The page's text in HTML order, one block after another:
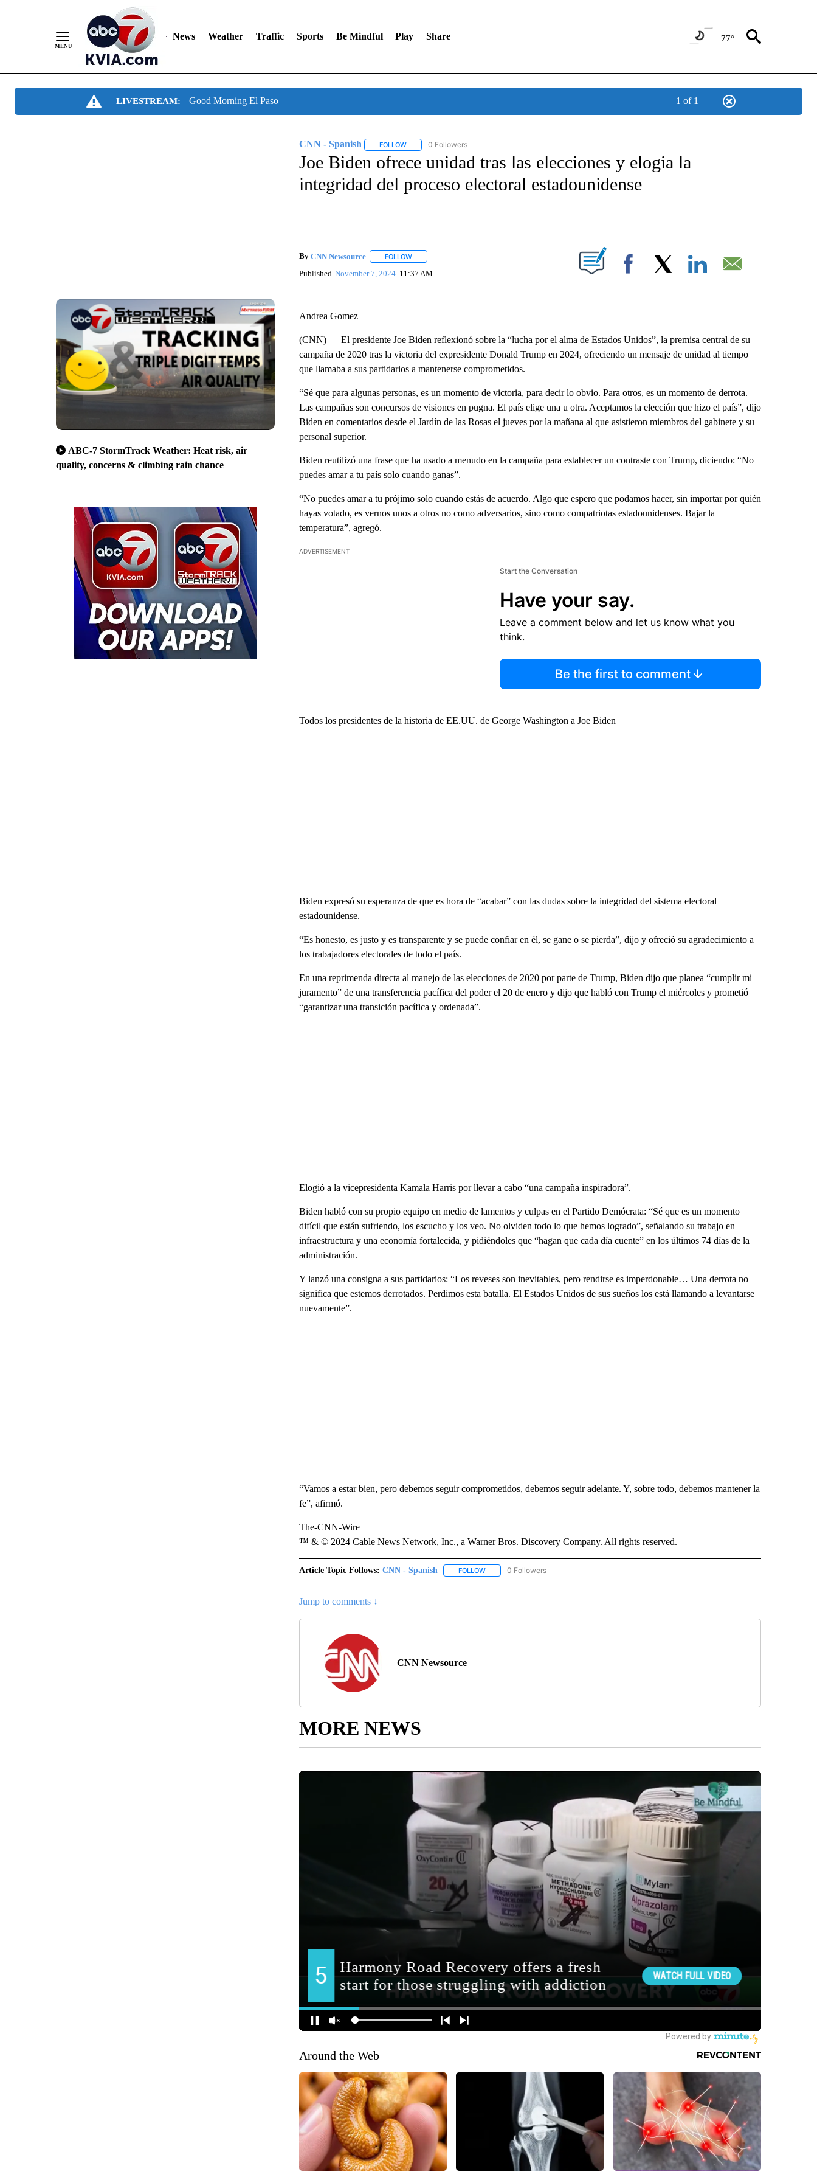
News Weather Traffic Sports Be Mindful Play Share 77°
LIVESTREAM: Good Morning El Paso 1 of 1
ABC-7 StormTrack Weather: Heat risk, air
quality, concerns & climbing rain chance
CNN - Spanish FOLLOWFOLLOW "CNN - SPANISH" TO RECEIVE NOTIFICATIONS ABOUT NEW PAGES ON "CNN - SPANISH".
0 Followers
Joe Biden ofrece unidad tras las elecciones y elogia la
integridad del proceso electoral estadounidense
By CNN Newsource FOLLOWFOLLOW "" TO RECEIVE NOTIFICATIONS ABOUT NEW PAGES ON "".
Published November 7, 2024 11:37 AM Facebook
Andrea Gomez
(CNN) — El presidente Joe Biden reflexionó sobre la “lucha por el alma de Estados Unidos”, la premisa central de su
campaña de 2020 tras la victoria del expresidente Donald Trump en 2024, ofreciendo un mensaje de unidad al tiempo
que llamaba a sus partidarios a mantenerse comprometidos.
“Sé que para algunas personas, es un momento de victoria, para decir lo obvio. Para otros, es un momento de derrota.
Las campañas son concursos de visiones en pugna. El país elige una u otra. Aceptamos la elección que hizo el país”, dijo
Biden en comentarios desde el Jardín de las Rosas el jueves por la mañana al que asistieron miembros del gabinete y su
personal superior.
Biden reutilizó una frase que ha usado a menudo en la campaña para establecer un contraste con Trump, diciendo: “No
puedes amar a tu país solo cuando ganas”.
“No puedes amar a tu prójimo solo cuando estás de acuerdo. Algo que espero que podamos hacer, sin importar por quién
hayas votado, es vernos unos a otros no como adversarios, sino como compatriotas estadounidenses. Bajar la
temperatura”, agregó.
ADVERTISEMENT
Start the Conversation
Have your say.
Leave a comment below and let us know what you
think.
Be the first to comment
Todos los presidentes de la historia de EE.UU. de George Washington a Joe Biden
Biden expresó su esperanza de que es hora de “acabar” con las dudas sobre la integridad del sistema electoral
estadounidense.
“Es honesto, es justo y es transparente y se puede confiar en él, se gane o se pierda”, dijo y ofreció su agradecimiento a
los trabajadores electorales de todo el país.
En una reprimenda directa al manejo de las elecciones de 2020 por parte de Trump, Biden dijo que planea “cumplir mi
juramento” de una transferencia pacífica del poder el 20 de enero y dijo que habló con Trump el miércoles y prometió
“garantizar una transición pacífica y ordenada”.
Elogió a la vicepresidenta Kamala Harris por llevar a cabo “una campaña inspiradora”.
Biden habló con su propio equipo en medio de lamentos y culpas en el Partido Demócrata: “Sé que es un momento
difícil que están sufriendo, los escucho y los veo. No olviden todo lo que hemos logrado”, señalando su trabajo en
infraestructura y una economía fortalecida, y pidiéndoles que “hagan que cada día cuente” en los últimos 74 días de la
administración.
Y lanzó una consigna a sus partidarios: “Los reveses son inevitables, pero rendirse es imperdonable… Una derrota no
significa que estemos derrotados. Perdimos esta batalla. El Estados Unidos de sus sueños los está llamando a levantarse
nuevamente”.
“Vamos a estar bien, pero debemos seguir comprometidos, debemos seguir adelante. Y, sobre todo, debemos mantener la
fe”, afirmó.
The-CNN-Wire
™ & © 2024 Cable News Network, Inc., a Warner Bros. Discovery Company. All rights reserved.
Article Topic Follows: CNN - Spanish FOLLOWFOLLOW "CNN - SPANISH" TO RECEIVE NOTIFICATIONS ABOUT NEW PAGES ON "CNN - SPANISH".
0 Followers
Jump to comments ↓
CNN Newsource
MORE NEWS
Around the Web